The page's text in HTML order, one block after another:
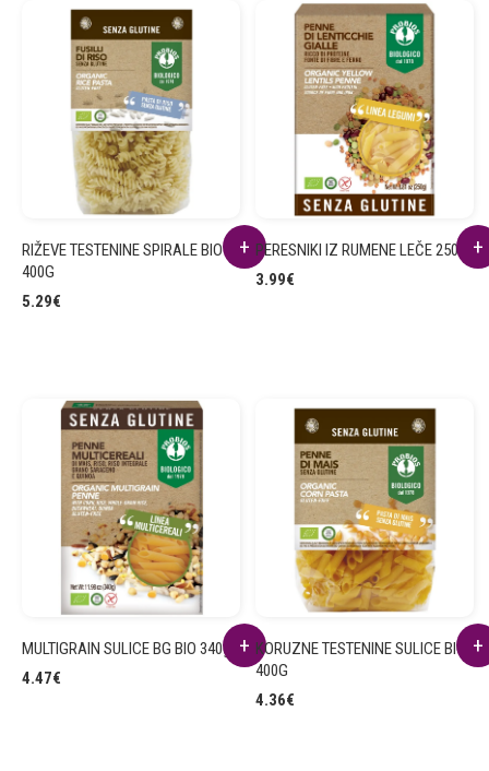
RIŽEVE TESTENINE SPIRALE BIO
400G
5.29€
PERESNIKI IZ RUMENE LEČE 250g
3.99€
MULTIGRAIN SULICE BG BIO 340g
4.47€
KORUZNE TESTENINE SULICE BIO
400G
4.36€